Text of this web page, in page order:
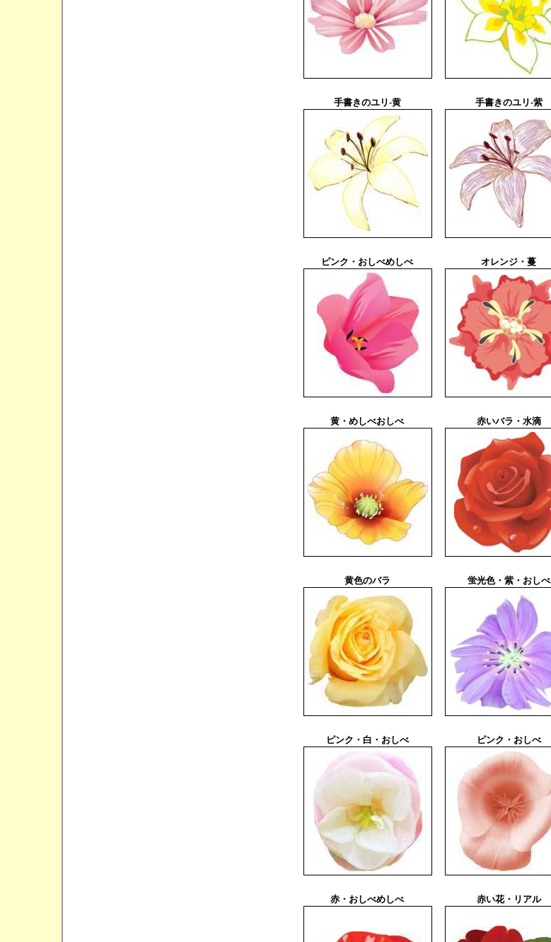
手書きのユリ-黄 手書きのユリ-紫
ピンク・おしべめしべ オレンジ・蔓
黄・めしべおしべ 赤いバラ・水滴
黄色のバラ 蛍光色・紫・おしべ
ピンク・白・おしべ ピンク・おしべ
赤・おしべめしべ 赤い花・リアル